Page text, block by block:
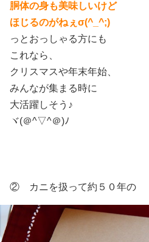
胴体の身も美味しいけど
ほじるのがねぇσ(^_^;)
っとおっしゃる方にも
これなら、
クリスマスや年末年始、
みんなが集まる時に
大活躍しそう♪
ヾ(＠^▽^＠)ﾉ
② カニを扱って約５０年の